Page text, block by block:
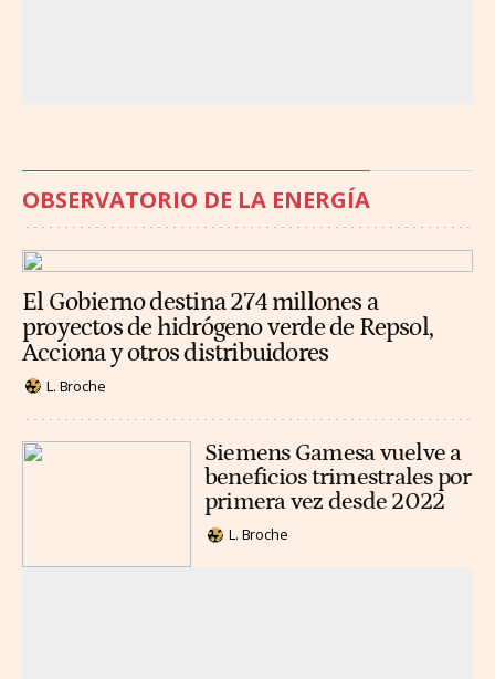
OBSERVATORIO DE LA ENERGÍA
El Gobierno destina 274 millones a
proyectos de hidrógeno verde de Repsol,
Acciona y otros distribuidores
L. Broche
Siemens Gamesa vuelve a
beneficios trimestrales por
primera vez desde 2022
L. Broche